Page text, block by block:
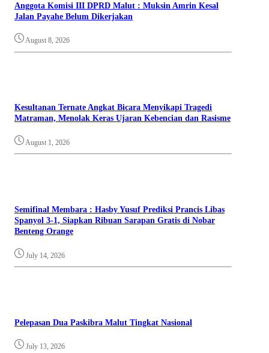
Anggota Komisi III DPRD Malut : Muksin Amrin Kesal
Jalan Payahe Belum Dikerjakan
August 8, 2026
Kesultanan Ternate Angkat Bicara Menyikapi Tragedi
Matraman, Menolak Keras Ujaran Kebencian dan Rasisme
August 1, 2026
Semifinal Membara : Hasby Yusuf Prediksi Prancis Libas
Spanyol 3-1, Siapkan Ribuan Sarapan Gratis di Nobar
Benteng Orange
July 14, 2026
Pelepasan Dua Paskibra Malut Tingkat Nasional
July 13, 2026